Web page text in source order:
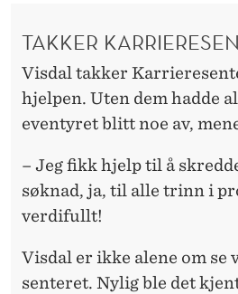
TAKKER
Visdal takker
hjelpen. Uten dem hadde
eventyret blitt noe av,
– Jeg fikk hjelp til å
søknad, ja, til alle trinn i
verdifullt!
Visdal er ikke alene om se
senteret. Nylig ble det